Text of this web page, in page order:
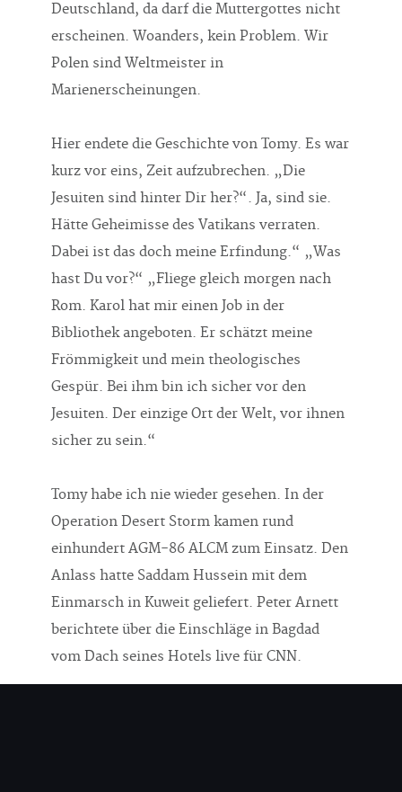
Deutschland, da darf die Muttergottes nicht
erscheinen. Woanders, kein Problem. Wir
Polen sind Weltmeister in
Marienerscheinungen.
Hier endete die Geschichte von Tomy. Es war
kurz vor eins, Zeit aufzubrechen. „Die
Jesuiten sind hinter Dir her?“. Ja, sind sie.
Hätte Geheimisse des Vatikans verraten.
Dabei ist das doch meine Erfindung.“ „Was
hast Du vor?“ „Fliege gleich morgen nach
Rom. Karol hat mir einen Job in der
Bibliothek angeboten. Er schätzt meine
Frömmigkeit und mein theologisches
Gespür. Bei ihm bin ich sicher vor den
Jesuiten. Der einzige Ort der Welt, vor ihnen
sicher zu sein.“
Tomy habe ich nie wieder gesehen. In der
Operation Desert Storm kamen rund
einhundert AGM-86 ALCM zum Einsatz. Den
Anlass hatte Saddam Hussein mit dem
Einmarsch in Kuweit geliefert. Peter Arnett
berichtete über die Einschläge in Bagdad
vom Dach seines Hotels live für CNN.